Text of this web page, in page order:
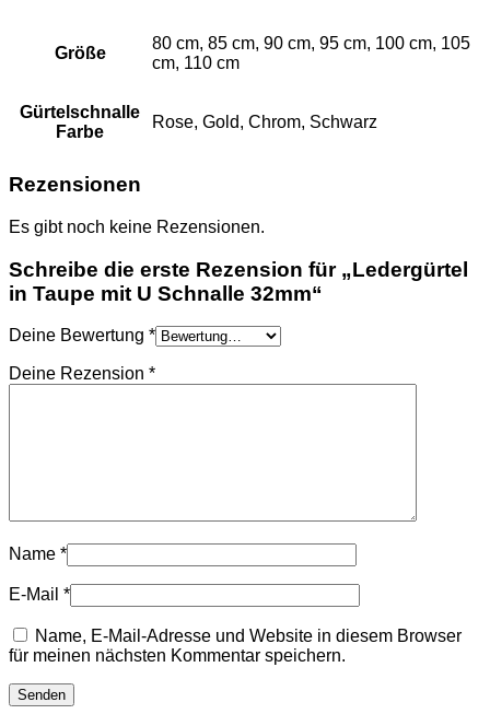
Größe
80 cm, 85 cm, 90 cm, 95 cm, 100 cm, 105
cm, 110 cm
Gürtelschnalle
Farbe
Rose, Gold, Chrom, Schwarz
Rezensionen
Es gibt noch keine Rezensionen.
Schreibe die erste Rezension für „Ledergürtel
in Taupe mit U Schnalle 32mm“
Deine Bewertung *
Deine Rezension *
Name *
E-Mail *
Name, E-Mail-Adresse und Website in diesem Browser
für meinen nächsten Kommentar speichern.